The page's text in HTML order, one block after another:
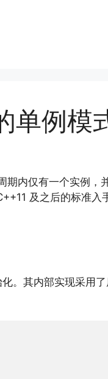
单例模
内仅有一个实例，
及之后的标准
化。其内部实现采用